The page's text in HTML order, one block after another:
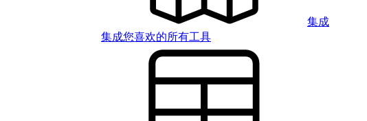
集成
集成您喜欢的所有工具